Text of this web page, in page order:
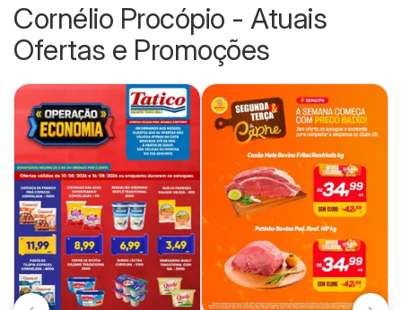
Cornélio Procópio - Atuais
Ofertas e Promoções